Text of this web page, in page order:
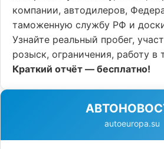
компании, автодилеров,
таможенную службу РФ и
Узнайте реальный пробег,
розыск, ограничения, работу
Краткий отчёт — бесплатно!
autoeuropa.su